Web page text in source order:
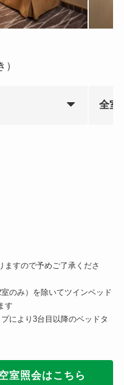
全室
ますので予めご了承くださ
のみ）を除いてツインベッド
す
により3台目以降のベッドタ
室照会はこちら